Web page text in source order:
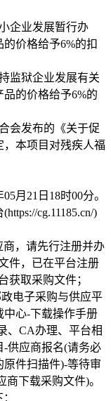
企业发展暂行办
价格给予6%的扣
监狱企业发展有关
的价格给予6%的
会发布的《关于促
本项目对残疾人福
月21日18时00分。
cg.11185.cn/)
，请先行注册并办
件，已在平台注册
获取采购文件；
电子采购与供应平
中心-下载操作手册
、CA办理、平台相
-供应商报名(请务必
件扫描件)-等待审
下载采购文件)。